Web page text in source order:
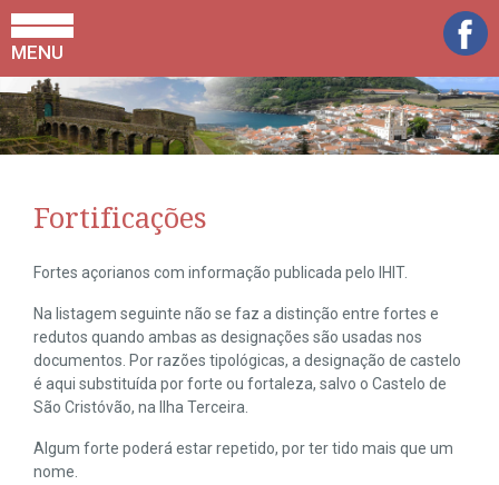
MENU
Fortificações
Fortes açorianos com informação publicada pelo IHIT.
Na listagem seguinte não se faz a distinção entre fortes e
redutos quando ambas as designações são usadas nos
documentos. Por razões tipológicas, a designação de castelo
é aqui substituída por forte ou fortaleza, salvo o Castelo de
São Cristóvão, na Ilha Terceira.
Algum forte poderá estar repetido, por ter tido mais que um
nome.